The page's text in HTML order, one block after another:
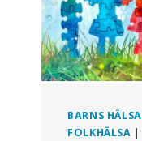
BARNS HÄLSA
FOLKHÄLSA |